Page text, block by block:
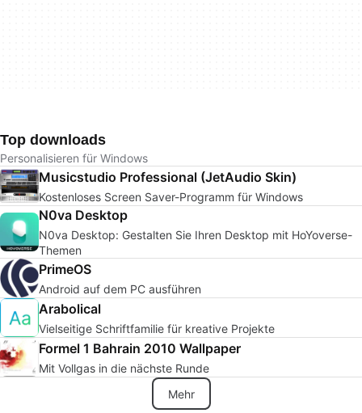
Top downloads
Personalisieren für Windows
Musicstudio Professional (JetAudio Skin)
Kostenloses Screen Saver-Programm für Windows
N0va Desktop
N0va Desktop: Gestalten Sie Ihren Desktop mit HoYoverse-
Themen
PrimeOS
Android auf dem PC ausführen
Arabolical
Vielseitige Schriftfamilie für kreative Projekte
Formel 1 Bahrain 2010 Wallpaper
Mit Vollgas in die nächste Runde
Mehr